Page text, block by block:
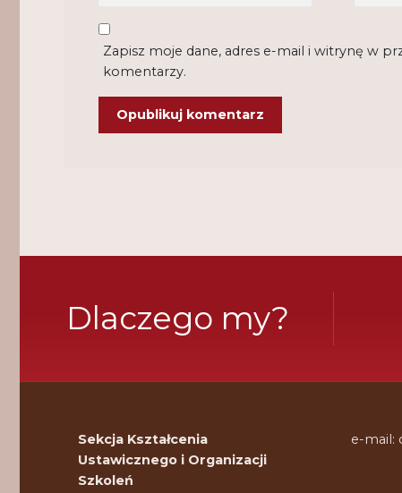
Zapisz moje dane, adres e-mail i witrynę w
komentarzy.
Dlaczego my?
Sekcja Kształcenia
Ustawicznego i Organizacji
Szkoleń
e-mail: